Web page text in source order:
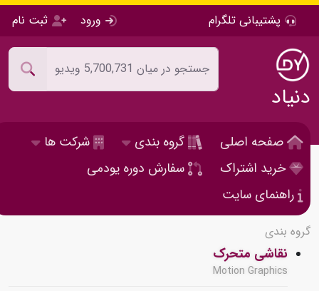
پشتیبانی تلگرام ورود ثبت نام
دنیاد
صفحه اصلی گروه بندی
شرکت ها
خرید اشتراک
سفارش دوره یودمی
راهنمای سایت
گروه بندی
نقاشی متحرک
Motion Graphics